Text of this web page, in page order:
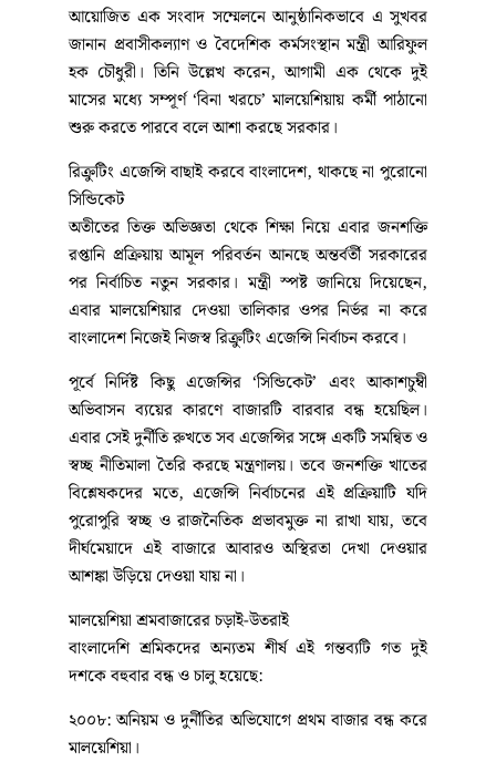
আয়োজিত এক সংবাদ সম্মেলনে আনুষ্ঠানিকভাবে এ সুখবর
জানান প্রবাসীকল্যাণ ও বৈদেশিক কর্মসংস্থান মন্ত্রী আরিফুল
হক চৌধুরী। তিনি উল্লেখ করেন, আগামী এক থেকে দুই
মাসের মধ্যে সম্পূর্ণ ‘বিনা খরচে’ মালয়েশিয়ায় কর্মী পাঠানো
শুরু করতে পারবে বলে আশা করছে সরকার।
রিক্রুটিং এজেন্সি বাছাই করবে বাংলাদেশ, থাকছে না পুরোনো
সিন্ডিকেট
অতীতের তিক্ত অভিজ্ঞতা থেকে শিক্ষা নিয়ে এবার জনশক্তি
রপ্তানি প্রক্রিয়ায় আমূল পরিবর্তন আনছে অন্তর্বর্তী সরকারের
পর নির্বাচিত নতুন সরকার। মন্ত্রী স্পষ্ট জানিয়ে দিয়েছেন,
এবার মালয়েশিয়ার দেওয়া তালিকার ওপর নির্ভর না করে
বাংলাদেশ নিজেই নিজস্ব রিক্রুটিং এজেন্সি নির্বাচন করবে।
পূর্বে নির্দিষ্ট কিছু এজেন্সির ‘সিন্ডিকেট’ এবং আকাশচুম্বী
অভিবাসন ব্যয়ের কারণে বাজারটি বারবার বন্ধ হয়েছিল।
এবার সেই দুর্নীতি রুখতে সব এজেন্সির সঙ্গে একটি সমন্বিত ও
স্বচ্ছ নীতিমালা তৈরি করছে মন্ত্রণালয়। তবে জনশক্তি খাতের
বিশ্লেষকদের মতে, এজেন্সি নির্বাচনের এই প্রক্রিয়াটি যদি
পুরোপুরি স্বচ্ছ ও রাজনৈতিক প্রভাবমুক্ত না রাখা যায়, তবে
দীর্ঘমেয়াদে এই বাজারে আবারও অস্থিরতা দেখা দেওয়ার
আশঙ্কা উড়িয়ে দেওয়া যায় না।
মালয়েশিয়া শ্রমবাজারের চড়াই-উতরাই
বাংলাদেশি শ্রমিকদের অন্যতম শীর্ষ এই গন্তব্যটি গত দুই
দশকে বহুবার বন্ধ ও চালু হয়েছে:
২০০৮: অনিয়ম ও দুর্নীতির অভিযোগে প্রথম বাজার বন্ধ করে
মালয়েশিয়া।